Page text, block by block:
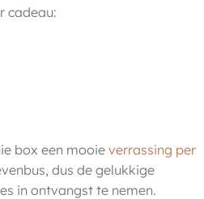
cadeau:
box een mooie verrassing per
dus de gelukkige
in ontvangst te nemen.